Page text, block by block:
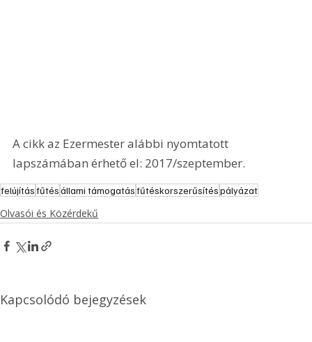
A cikk az Ezermester alábbi nyomtatott
lapszámában érhető el: 2017/szeptember.
felújításfűtésállami támogatásfűtéskorszerűsítéspályázat
Olvasói és Közérdekű
Kapcsolódó bejegyzések